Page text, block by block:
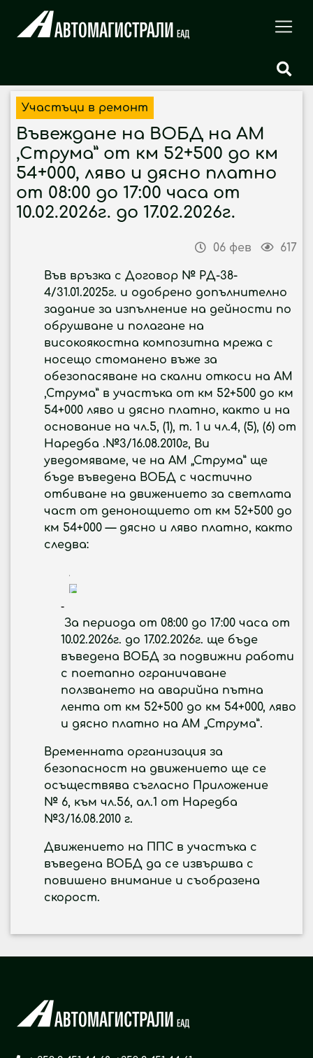
Участъци в ремонт
Въвеждане на ВОБД на АМ
,Струма” от км 52+500 до км
54+000, ляво и дясно платно
от 08:00 до 17:00 часа от
10.02.2026г. до 17.02.2026г.
06 фев 617
Във връзка с Договор № РД-38-
4/31.01.2025г. и одобрено допълнително
задание за изпълнение на дейности по
обрушване и полагане на
високоякостна композитна мрежа с
носещо стоманено въже за
обезопасяване на скални откоси на АМ
,Струма” в участъка от км 52+500 до км
54+000 ляво и дясно платно, както и на
основание на чл.5, (1), т. 1 и чл.4, (5), (6) от
Наредба .№3/16.08.2010г, Ви
уведомяваме, че на АМ „Струма” ще
бъде въведена ВОБД с частично
отбиване на движението за светлата
част от денонощието от км 52+500 до
км 54+000 — дясно и ляво платно, както
следва:
За периода от 08:00 до 17:00 часа от
10.02.2026г. до 17.02.2026г. ще бъде
въведена ВОБД за подвижни работи
с поетапно ограничаване
ползването на аварийна пътна
лента от км 52+500 до км 54+000, ляво
и дясно платно на АМ „Струма”.
Временната организация за
безопасност на движението ще се
осъществява съгласно Приложение
№ 6, към чл.56, ал.1 от Наредба
№3/16.08.2010 г.
Движението на ППС в участъка с
въведена ВОБД да се извършва с
повишено внимание и съобразена
скорост.